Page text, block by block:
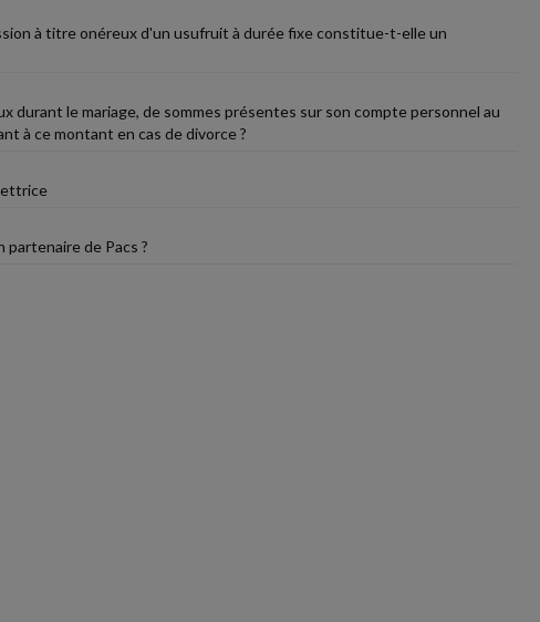
à titre onéreux d'un usufruit à durée fixe constitue-t-elle un
durant le mariage, de sommes présentes sur son compte personnel au
à ce montant en cas de divorce ?
de Pacs ?